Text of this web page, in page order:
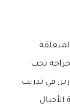
تحت
في تدريب